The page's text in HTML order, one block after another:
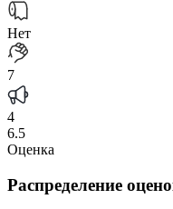
Нет
7
4
6.5
Оценка
Распределение